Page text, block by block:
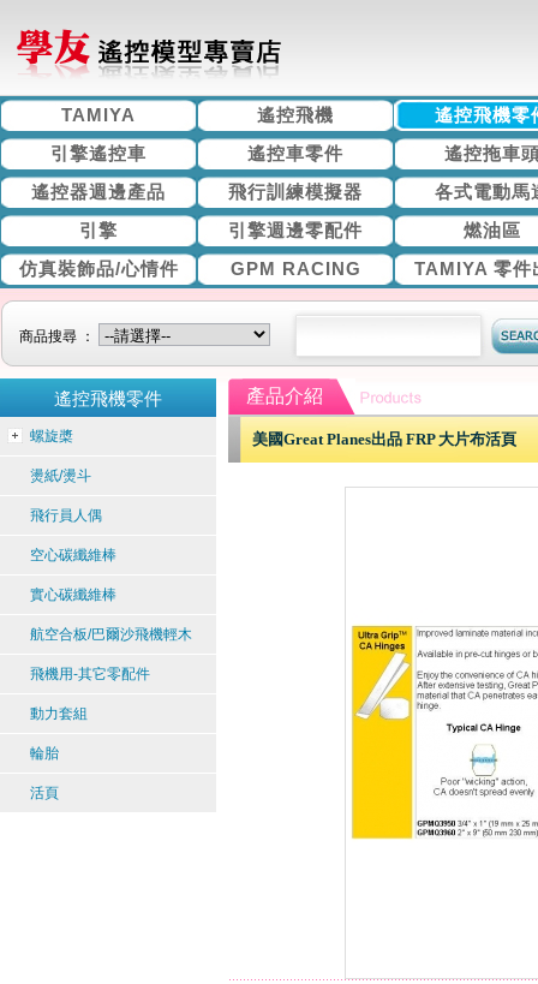
TAMIYA 遙控飛機
遙控飛機零
引擎遙控車
遙控車零件
遙控拖車
遙控器週邊產品
飛行訓練模擬器
各式電動馬
引擎
引擎週邊零配件
燃油區
仿真裝飾品/心情件
GPM RACING TAMIYA 零件
商品搜尋 ：
遙控飛機零件
螺旋槳
燙紙/燙斗
飛行員人偶
空心碳纖維棒
實心碳纖維棒
航空合板/巴爾沙飛機輕木
飛機用-其它零配件
動力套組
輪胎
活頁
產品介紹
美國Great Planes出品 FRP 大片布活頁